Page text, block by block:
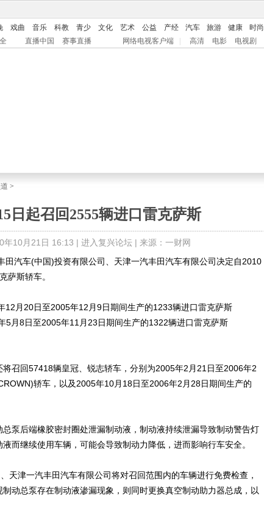
戏曲 音乐 科教 青少 文化 艺术 公益 产经 汽车 旅游 健康 时尚
直播中国 赛事直播 网络电视客户端 高清 电影 电视剧
>
日起召回2555辆进口雷克萨斯
年10月21日 16:13 | 进入复兴论坛| 来源：一财网
汽车(中国)投资有限公司、天津一汽丰田汽车有限公司决定自2010
萨斯轿车。
月20日至2005年12月9日期间生产的1233辆进口雷克萨斯
5月8日至2005年11月23日期间生产的1322辆进口雷克萨斯
回57418辆皇冠、锐志轿车，分别为2005年2月21日至2006年2
轿车，以及2005年10月18日至2006年2月28日期间生产的
后端橡胶密封圈处泄漏制动液，制动液持续泄漏导致制动警告灯
而继续使用车辆，可能会导致制动力降低，进而影响行车安全。
津一汽丰田汽车有限公司将对召回范围内的车辆进行免费检查，
动总泵存在制动液渗漏现象，则同时更换真空制动助力器总成，以